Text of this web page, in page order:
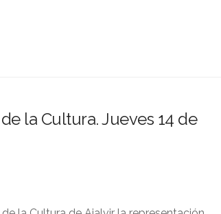
la Cultura. Jueves 14 de